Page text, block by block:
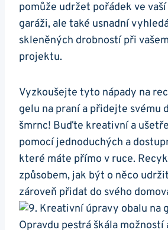
pomůže udržet ‌pořádek ve
garáži, ale také usnadní
skleněných drobností při
projektu.
Vyzkoušejte⁣ tyto ‌nápady na
gelu na praní a přidejte svému
šmrnc! Buďte kreativní a
pomocí jednoduchých a
které máte přímo v ruce.
způsobem, ⁢jak být o něco
zároveň přidat do svého